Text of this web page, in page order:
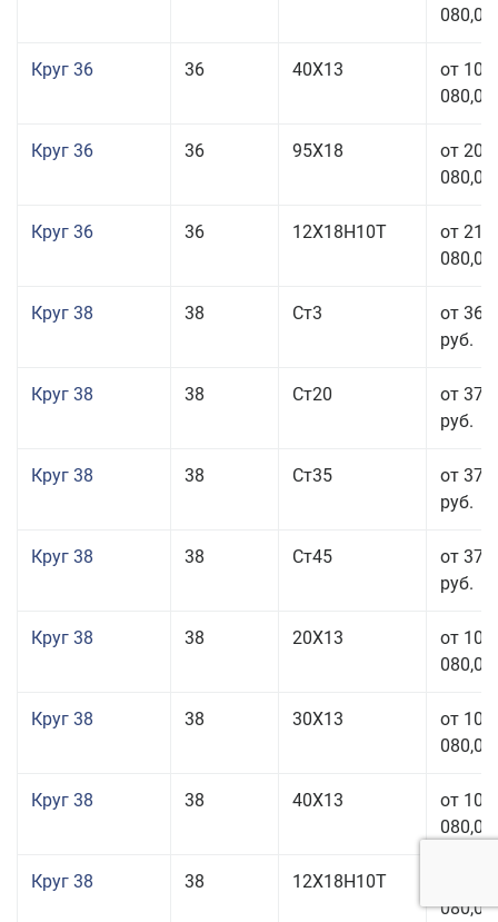
080,00
Круг 36 36 40Х13
от 101
080,00
Круг 36 36 95Х18
от 208
080,00
Круг 36 36 12Х18Н10Т
от 210
080,00
Круг 38 38 Ст3
от 36
руб.
Круг 38 38 Ст20
от 37
руб.
Круг 38 38 Ст35
от 37
руб.
Круг 38 38 Ст45
от 37
руб.
Круг 38 38 20Х13
от 101
080,00
Круг 38 38 30Х13
от 101
080,00
Круг 38 38 40Х13
от 101
080,00
Круг 38 38 12Х18Н10Т
080,00